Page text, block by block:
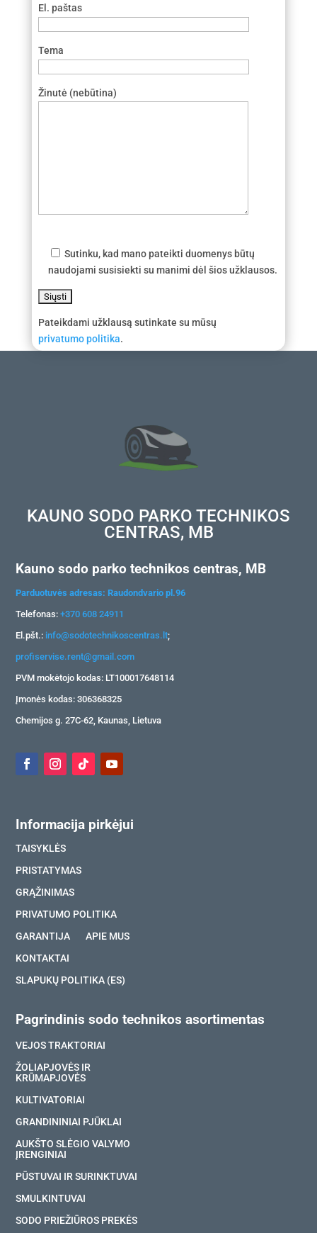
El. paštas
Tema
Žinutė (nebūtina)
Sutinku, kad mano pateikti duomenys būtų
naudojami susisiekti su manimi dėl šios užklausos.
Pateikdami užklausą sutinkate su mūsų
privatumo politika.
KAUNO SODO PARKO TECHNIKOS
CENTRAS, MB
Kauno sodo parko technikos centras, MB
Parduotuvės adresas: Raudondvario pl.96
Telefonas:+370 608 24911
El.pšt.: info@sodotechnikoscentras.lt;
profiservise.rent@gmail.com
PVM mokėtojo kodas: LT100017648114
Įmonės kodas: 306368325
Chemijos g. 27C-62, Kaunas, Lietuva
Informacija pirkėjui
TAISYKLĖS
PRISTATYMAS
GRĄŽINIMAS
PRIVATUMO POLITIKA
GARANTIJA
APIE MUS
KONTAKTAI
SLAPUKŲ POLITIKA (ES)
Pagrindinis sodo technikos asortimentas
VEJOS TRAKTORIAI
ŽOLIAPJOVĖS IR
KRŪMAPJOVĖS
KULTIVATORIAI
GRANDININIAI PJŪKLAI
AUKŠTO SLĖGIO VALYMO
ĮRENGINIAI
PŪSTUVAI IR SURINKTUVAI
SMULKINTUVAI
SODO PRIEŽIŪROS PREKĖS